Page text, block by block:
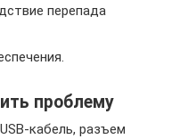
перепада
проблему
кабель, разъем